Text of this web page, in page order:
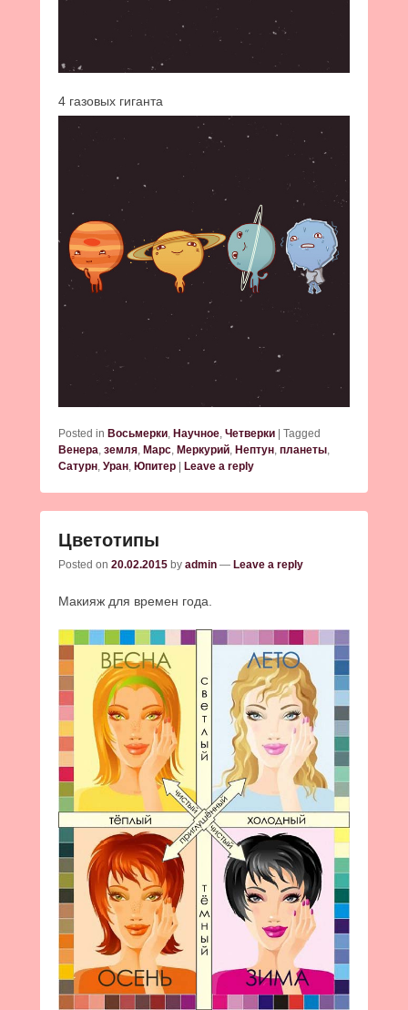
4 газовых гиганта
Posted in Восьмерки, Научное, Четверки
Tagged
Венера, земля, Марс, Меркурий, Нептун, планеты,
Сатурн, Уран, Юпитер Leave a reply
Цветотипы
Posted on 20.02.2015 by admin — Leave a reply
Макияж для времен года.